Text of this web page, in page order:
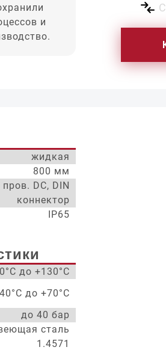
и
жидкая
800 мм
пров. DC, DIN
коннектор
IP65
до +130°С
до +70°С
до 40 бар
сталь
1.4571